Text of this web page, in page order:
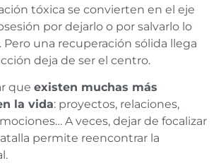
tóxica se convierten en el eje
por dejarlo o por salvarlo lo
una recuperación sólida llega
deja de ser el centro.
que existen muchas más
la vida: proyectos, relaciones,
A veces, dejar de focalizar
permite reencontrar la